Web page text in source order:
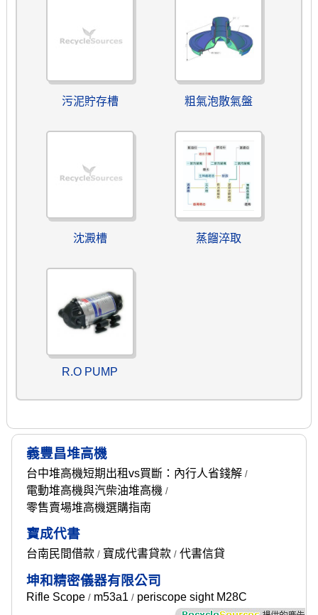
污泥貯存槽 粗氣泡散氣盤
沈澱槽 蒸餾淬取
R.O PUMP
義豐昌堆高機
台中堆高機短期出租vs買斷：內行人省錢解/
電動堆高機與汽柴油堆高機/
零售賣場堆高機選購指南
寶成代書
台南民間借款 / 寶成代書貸款 / 代書信貸
坤和精密儀器有限公司
Rifle Scope/ m53a1 / periscope sight M28C